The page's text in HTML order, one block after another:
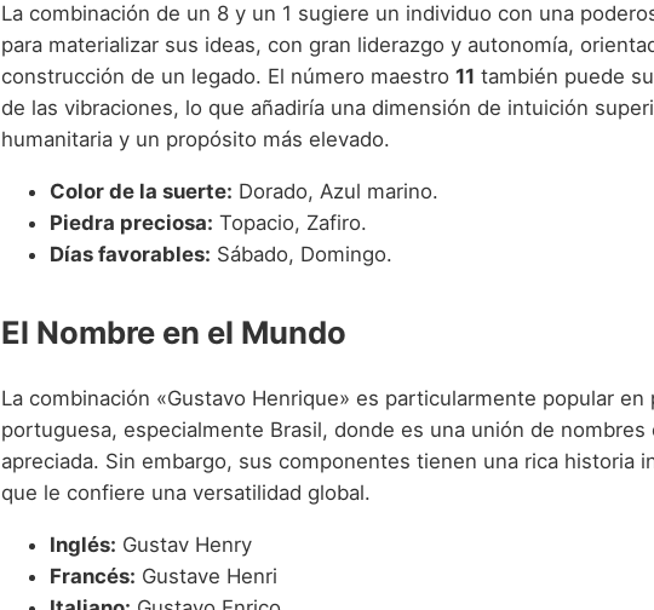
La combinación de un 8 y un 1 sugiere un individuo con una
para materializar sus ideas, con gran liderazgo y autonomía,
construcción de un legado. El número maestro 11 también puede
de las vibraciones, lo que añadiría una dimensión de intuición
humanitaria y un propósito más elevado.
Color de la suerte: Dorado, Azul marino.
Piedra preciosa: Topacio, Zafiro.
Días favorables: Sábado, Domingo.
El Nombre en el Mundo
La combinación «Gustavo Henrique» es particularmente popular en
portuguesa, especialmente Brasil, donde es una unión de nombres
apreciada. Sin embargo, sus componentes tienen una rica historia
que le confiere una versatilidad global.
Inglés: Gustav Henry
Francés: Gustave Henri